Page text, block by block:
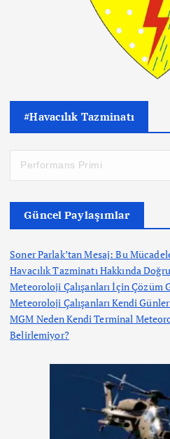
#Havacılık Tazminatı
Güncel Paylaşımlar
Soner Parlak’tan Mesaj: Bu
Havacılık Tazminatı Hakkında
Meteoroloji Çalışanları İçin Çözüm
Meteoroloji Çalışanları Kendi
MGM Neden Kendi Terminal
Belirlemiyor?